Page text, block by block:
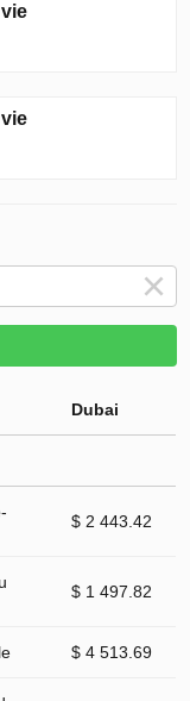
Dubai
$ 2 443.42
$ 1 497.82
$ 4 513.69